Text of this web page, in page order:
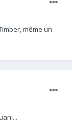
même un